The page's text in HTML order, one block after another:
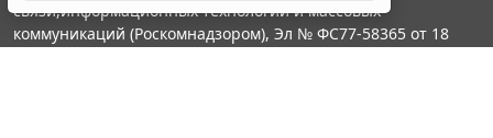
связи,информационных технологий и массовых
коммуникаций (Роскомнадзором), Эл № ФС77-58365 от 18